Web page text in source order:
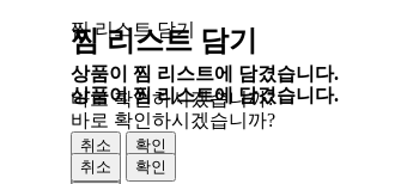
찜 리스트 담기
상품이 찜 리스트에 담겼습니다.
바로 확인하시겠습니까?
취소
확인
닫기
찜 리스트 담기
상품이 찜 리스트에 담겼습니다.
바로 확인하시겠습니까?
취소
확인